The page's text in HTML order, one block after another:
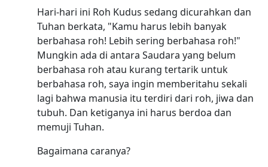
Hari-hari ini Roh Kudus sedang dicurahkan dan
Tuhan berkata, "Kamu harus lebih banyak
berbahasa roh! Lebih sering berbahasa roh!"
Mungkin ada di antara Saudara yang belum
berbahasa roh atau kurang tertarik untuk
berbahasa roh, saya ingin memberitahu sekali
lagi bahwa manusia itu terdiri dari roh, jiwa dan
tubuh. Dan ketiganya ini harus berdoa dan
memuji Tuhan.
Bagaimana caranya?